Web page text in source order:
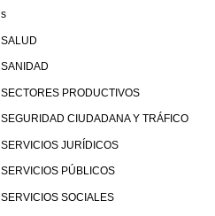
s
SALUD
SANIDAD
SECTORES PRODUCTIVOS
SEGURIDAD CIUDADANA Y TRÁFICO
SERVICIOS JURÍDICOS
SERVICIOS PÚBLICOS
SERVICIOS SOCIALES